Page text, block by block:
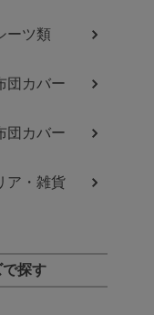
ーツ類
団カバー
団カバー
ア・雑貨
探す